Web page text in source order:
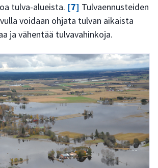
tulva-alueista. [7] Tulvaennusteiden
voidaan ohjata tulvan aikaista
ja vähentää tulvavahinkoja.